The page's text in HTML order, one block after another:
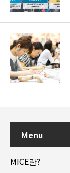
Menu
MICE란?